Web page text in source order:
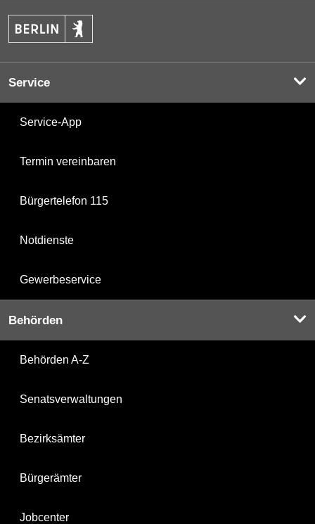
Service
Service-App
Termin vereinbaren
Bürgertelefon 115
Notdienste
Gewerbeservice
Behörden
Behörden A-Z
Senatsverwaltungen
Bezirksämter
Bürgerämter
Jobcenter